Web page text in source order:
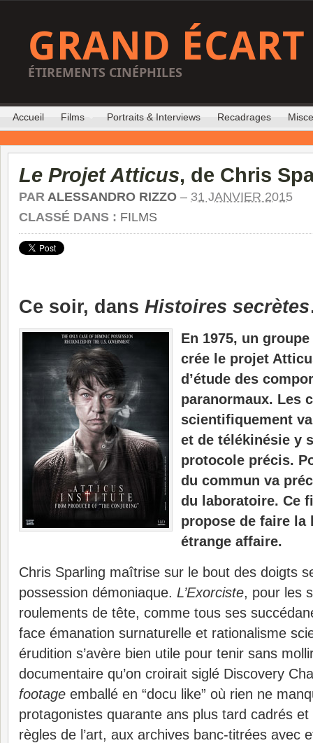
GRAND ÉCART
ÉTIREMENTS CINÉPHILES
Accueil Films Portraits & Interviews Recadrages
Le Projet Atticus, de Chris
PAR ALESSANDRO RIZZO – 31 JANVIER 2015
CLASSÉ DANS : FILMS
Ce soir, dans Histoires secrètes
En 1975, un
crée le projet
d’étude des
paranormaux. Les
scientifiquement
et de télékinésie y
protocole précis.
du commun va
du laboratoire. Ce
propose de faire la
étrange affaire.
Chris Sparling maîtrise sur le bout des doigts
possession démoniaque. L’Exorciste, pour les
roulements de tête, comme tous ses
face émanation surnaturelle et rationalisme
érudition s’avère bien utile pour tenir sans
documentaire qu’on croirait siglé Discovery
footage emballé en “docu like” où rien ne
protagonistes quarante ans plus tard cadrés
règles de l’art, aux archives banc-titrées avec